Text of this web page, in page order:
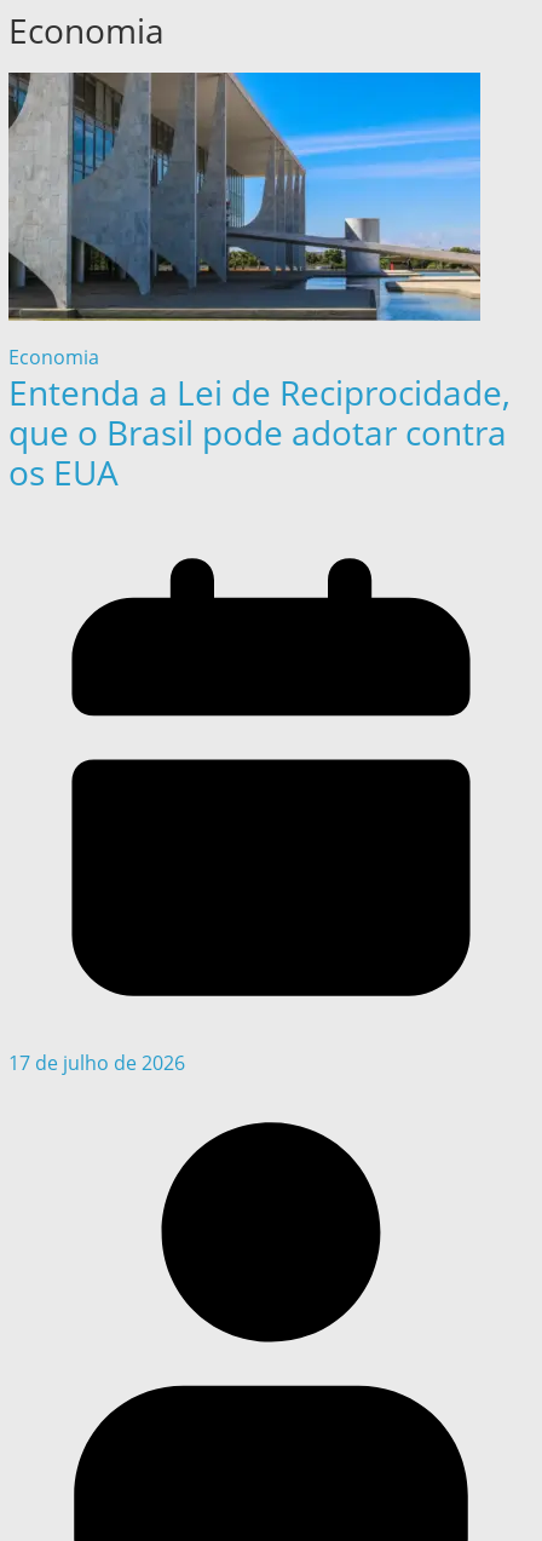
Economia
Economia
Entenda a Lei de Reciprocidade,
que o Brasil pode adotar contra
os EUA
17 de julho de 2026